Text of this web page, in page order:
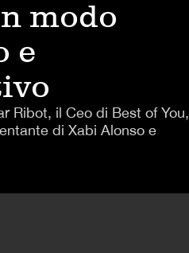
modo
e
Ribot, il Ceo di Best of You,
di Xabi Alonso e